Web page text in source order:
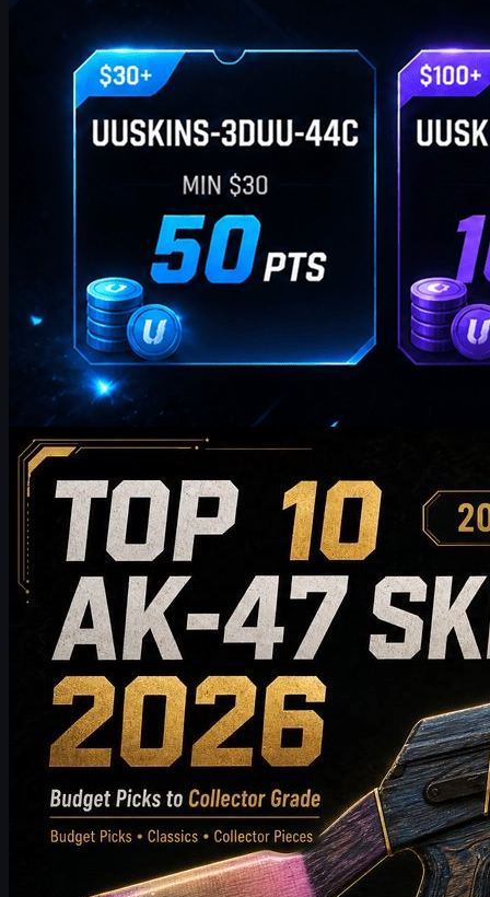
William Miller
Counter-Strike 2maio 20, 2026
Top 10 de skins AK-47 para comprar em 2026: das
escolhas económicas às recomendações para
colecionadores
Descubra as 10 melhores skins AK-47 para comprar em 2026,
desde opções acessíveis até escolhas de alta gama para
colecionadores. Este guia compara estilo, nível de preço,
desgaste, valor de mercado e dicas de compra para ajudar os
jogadores de CS2 a escolher a melhor skin AK-47 para o seu
inventário.
maio 20, 2026